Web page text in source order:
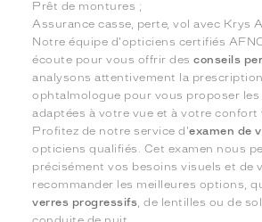
Prêt de montures ;
Assurance casse, perte, vol avec Krys
Notre équipe d'opticiens certifiés
écoute pour vous offrir desconseils
analysons attentivement la
ophtalmologue pour vous proposer
adaptées à votre vue et à votre confort
Profitez de notre service d'examen de
opticiens qualifiés. Cet examen nous
précisément vos besoins visuels et de
recommander les meilleures options,
verres progressifs, de lentilles ou de